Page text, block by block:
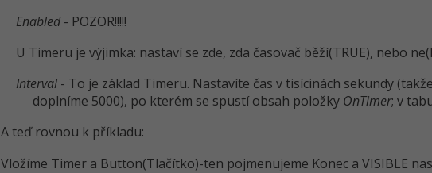
Enabled- POZOR!!!!!
U Timeru je výjimka: nastaví se zde, zda časovač běží(TRUE), nebo
Interval - To je základ Timeru. Nastavíte čas v tisícinách sekundy
doplníme 5000), po kterém se spustí obsah položky OnTimer; v
A teď rovnou k příkladu:
Vložíme Timer a Button(Tlačítko)-ten pojmenujeme Konec a VISIBLE